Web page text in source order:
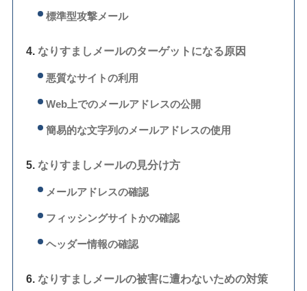
標準型攻撃メール
なりすましメールのターゲットになる原因
悪質なサイトの利用
Web上でのメールアドレスの公開
簡易的な文字列のメールアドレスの使用
なりすましメールの見分け方
メールアドレスの確認
フィッシングサイトかの確認
ヘッダー情報の確認
なりすましメールの被害に遭わないための対策